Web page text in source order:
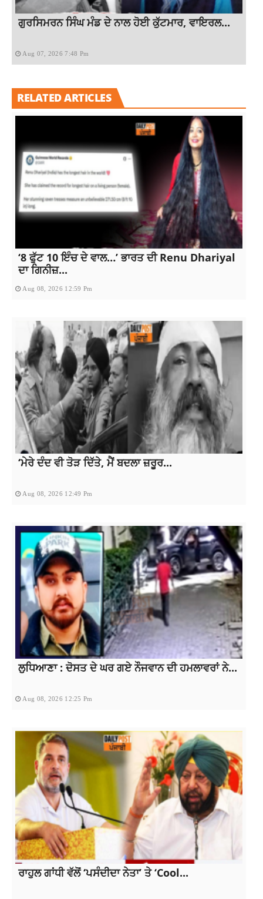
ਗੁਰਸਿਮਰਨ ਸਿੰਘ ਮੰਡ ਦੇ ਨਾਲ ਹੋਈ ਕੁੱਟਮਾਰ, ਵਾਇਰਲ...
Aug 07, 2026 7:48 Pm
RELATED ARTICLES
‘8 ਫੁੱਟ 10 ਇੰਚ ਦੇ ਵਾਲ…’ ਭਾਰਤ ਦੀ Renu Dhariyal
ਦਾ ਗਿਨੀਜ਼...
Aug 08, 2026 12:59 Pm
‘ਮੇਰੇ ਦੰਦ ਵੀ ਤੋੜ ਦਿੱਤੇ, ਮੈਂ ਬਦਲਾ ਜ਼ਰੂਰ...
Aug 08, 2026 12:49 Pm
ਲੁਧਿਆਣਾ : ਦੋਸਤ ਦੇ ਘਰ ਗਏ ਨੌਜਵਾਨ ਦੀ ਹਮਲਾਵਰਾਂ ਨੇ...
Aug 08, 2026 12:25 Pm
ਰਾਹੁਲ ਗਾਂਧੀ ਵੱਲੋਂ ‘ਪਸੰਦੀਦਾ ਨੇਤਾ’ ਤੇ ‘Cool...